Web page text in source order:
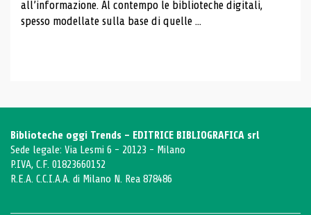
all’informazione. Al contempo le biblioteche digitali,
spesso modellate sulla base di quelle ...
Biblioteche oggi Trends - EDITRICE BIBLIOGRAFICA srl
Sede legale: Via Lesmi 6 - 20123 - Milano
P.IVA, C.F. 01823660152
R.E.A. C.C.I.A.A. di Milano N. Rea 878486